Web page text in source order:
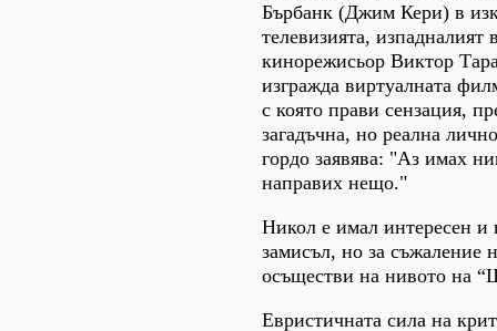
Бърбанк (Джим Кери) в
телевизията, изпадналият
кинорежисьор Виктор
изгражда виртуалната
с която прави сензация,
загадъчна, но реална
гордо заявява: "Аз имах
направих нещо."
Никол е имал интересен и
замисъл, но за съжаление
осъществи на нивото на
Евристичната сила на